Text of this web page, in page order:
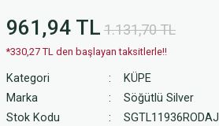
961,94 TL 1.131,70 TL
*330,27 TL den başlayan taksitlerle!!
Kategori
KÜPE
Marka
Söğütlü Silver
Stok Kodu
SGTL11936RODAJ